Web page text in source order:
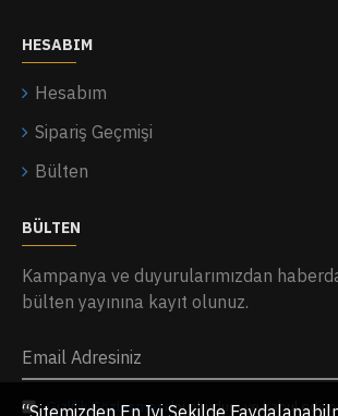
HESABIM
Hesabım
Sipariş Geçmişi
Bülten
BÜLTEN
Kampanya ve duyurularımızdan
bülten yayınına kayıt olunuz.
Gizlilik Sözleşmesi 'ni okudum ve kabul
“Sitemizden En Iyi Şekilde